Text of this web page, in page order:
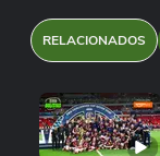
RELACIONADOS